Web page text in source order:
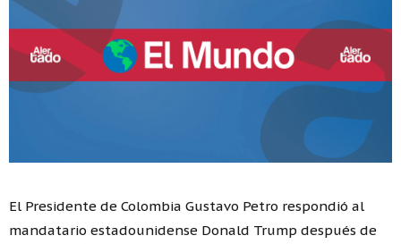
El Presidente de Colombia Gustavo Petro respondió al
mandatario estadounidense Donald Trump después de